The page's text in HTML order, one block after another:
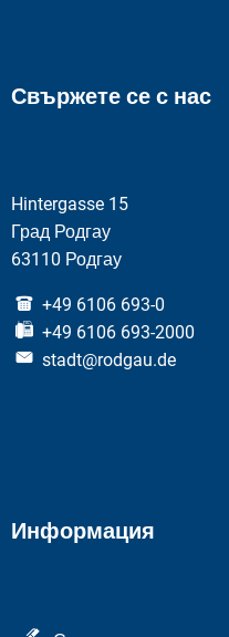
Свържете се с нас
Hintergasse 15
Град Родгау
63110 Родгау
+49 6106 693-0
+49 6106 693-2000
stadt@rodgau.de
Информация